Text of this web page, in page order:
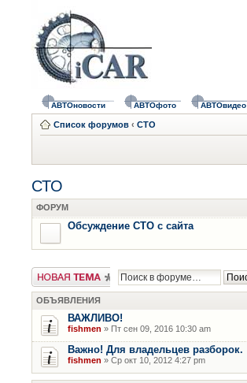
АВТОновости АВТОфото АВТОвидео
Список форумов ‹ СТО
СТО
ФОРУМ
Обсуждение СТО с сайта
Новая тема
ОБЪЯВЛЕНИЯ
ВАЖЛИВО!
fishmen » Пт сен 09, 2016 10:30 am
Важно! Для владельцев разборок.
fishmen » Ср окт 10, 2012 4:27 pm